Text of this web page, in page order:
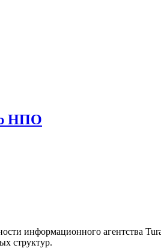
НПО
информационного агентства
структур.